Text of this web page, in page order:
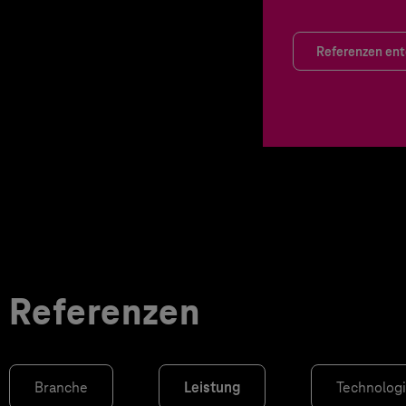
Referenzen
Referenzen
Branche Leistung